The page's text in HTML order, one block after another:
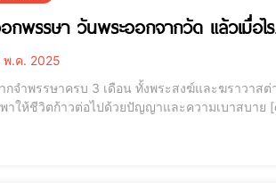
กพรรษา วันพระออกจากวัด แล้วเมื่อไร
พ.ค. 2025
กจำพรรษาครบ 3 เดือน ทั้งพระสงฆ์และฆราวาสต่
ก้าวต่อไปด้วยปัญญาและความเบาสบาย [elementor-template id="12184"] บทความนี้จะพาคุณไปรู้จัก วันออกพรรษา ให้